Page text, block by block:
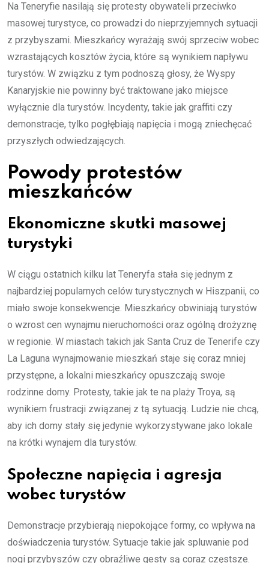
Na Teneryfie nasilają się protesty obywateli przeciwko
masowej turystyce, co prowadzi do nieprzyjemnych sytuacji
z przybyszami. Mieszkańcy wyrażają swój sprzeciw wobec
wzrastających kosztów życia, które są wynikiem napływu
turystów. W związku z tym podnoszą głosy, że Wyspy
Kanaryjskie nie powinny być traktowane jako miejsce
wyłącznie dla turystów. Incydenty, takie jak graffiti czy
demonstracje, tylko pogłębiają napięcia i mogą zniechęcać
przyszłych odwiedzających.
Powody protestów
mieszkańców
Ekonomiczne skutki masowej
turystyki
W ciągu ostatnich kilku lat Teneryfa stała się jednym z
najbardziej popularnych celów turystycznych w Hiszpanii, co
miało swoje konsekwencje. Mieszkańcy obwiniają turystów
o wzrost cen wynajmu nieruchomości oraz ogólną drożyznę
w regionie. W miastach takich jak Santa Cruz de Tenerife czy
La Laguna wynajmowanie mieszkań staje się coraz mniej
przystępne, a lokalni mieszkańcy opuszczają swoje
rodzinne domy. Protesty, takie jak te na plaży Troya, są
wynikiem frustracji związanej z tą sytuacją. Ludzie nie chcą,
aby ich domy stały się jedynie wykorzystywane jako lokale
na krótki wynajem dla turystów.
Społeczne napięcia i agresja
wobec turystów
Demonstracje przybierają niepokojące formy, co wpływa na
doświadczenia turystów. Sytuacje takie jak spluwanie pod
nogi przybyszów czy obraźliwe gesty są coraz częstsze.